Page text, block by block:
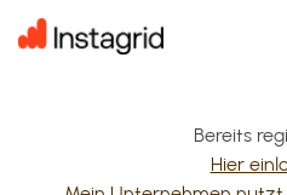
Bereits
Hier